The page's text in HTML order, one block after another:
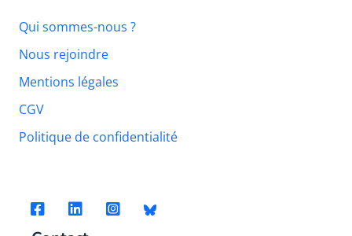
Qui sommes-nous ?
Nous rejoindre
Mentions légales
CGV
Politique de confidentialité